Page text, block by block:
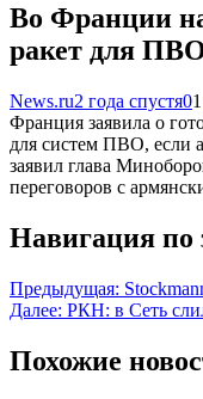
Во Франции
ракет для
News.ru2 года спустя0
Франция заявила о
для систем ПВО, если
заявил глава
переговоров с
Навигация по
Предыдущая:
Далее: РКН: в Сеть
Похожие